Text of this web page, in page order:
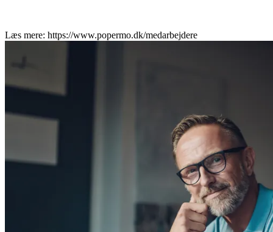
Læs mere: https://www.popermo.dk/medarbejdere